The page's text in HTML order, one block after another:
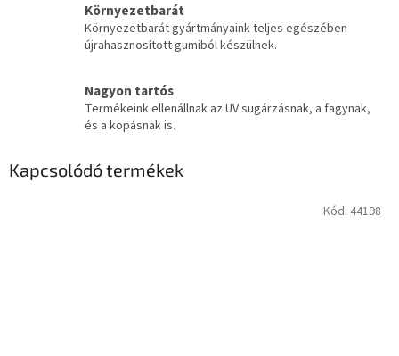
Környezetbarát
Környezetbarát gyártmányaink teljes egészében
újrahasznosított gumiból készülnek.
Nagyon tartós
Termékeink ellenállnak az UV sugárzásnak, a fagynak,
és a kopásnak is.
Kapcsolódó termékek
Kód: 44198